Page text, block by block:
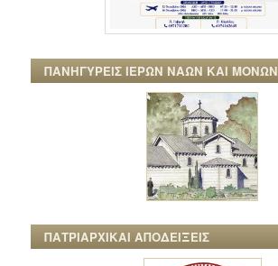
ΠΑΝΗΓΥΡΕΙΣ ΙΕΡΩΝ ΝΑΩΝ ΚΑΙ ΜΟΝΩΝ
ΠΑΤΡΙΑΡΧΙΚΑΙ ΑΠΟΔΕΙΞΕΙΣ